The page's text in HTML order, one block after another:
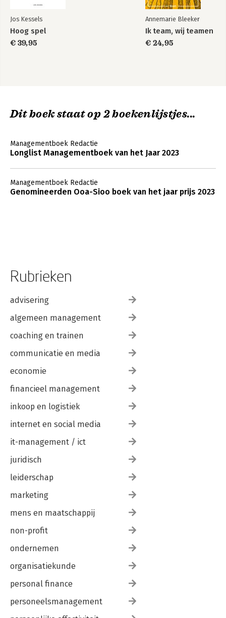
Jos Kessels
Hoog spel
€ 39,95
Annemarie Bleeker
Ik team, wij teamen
€ 24,95
Dit boek staat op 2 boekenlijstjes...
Managementboek Redactie
Longlist Managementboek van het Jaar 2023
Managementboek Redactie
Genomineerden Ooa-Sioo boek van het jaar prijs 2023
Rubrieken
advisering
algemeen management
coaching en trainen
communicatie en media
economie
financieel management
inkoop en logistiek
internet en social media
it-management / ict
juridisch
leiderschap
marketing
mens en maatschappij
non-profit
ondernemen
organisatiekunde
personal finance
personeelsmanagement